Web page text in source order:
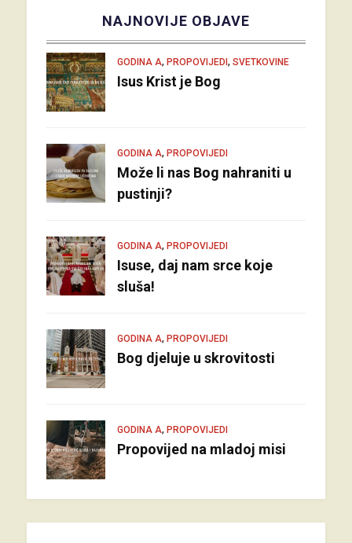
NAJNOVIJE OBJAVE
GODINA A, PROPOVIJEDI, SVETKOVINE
Isus Krist je Bog
GODINA A, PROPOVIJEDI
Može li nas Bog nahraniti u
pustinji?
GODINA A, PROPOVIJEDI
Isuse, daj nam srce koje
sluša!
GODINA A, PROPOVIJEDI
Bog djeluje u skrovitosti
GODINA A, PROPOVIJEDI
Propovijed na mladoj misi